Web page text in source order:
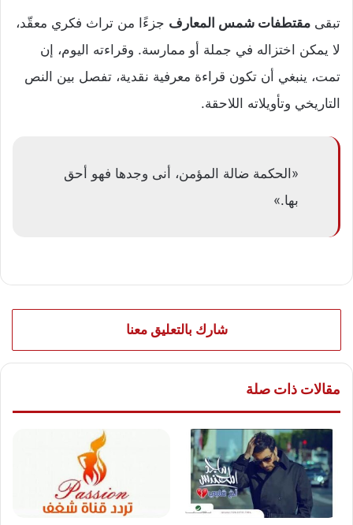
تبقى مقتطفات شمس المعارف جزءًا من تراث فكري معقّد،
لا يمكن اختزاله في جملة أو ممارسة. وقراءته اليوم، إن
تمت، ينبغي أن تكون قراءة معرفية نقدية، تفصل بين النص
التاريخي وتأويلاته اللاحقة.
«الحكمة ضالة المؤمن، أنى وجدها فهو أحق
بها.»
شارك بالتعليق معنا
مقالات ذات صلة